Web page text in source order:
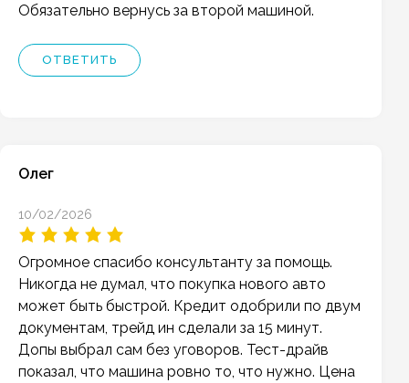
Обязательно вернусь за второй машиной.
ОТВЕТИТЬ
Олег
10/02/2026
Огромное спасибо консультанту за помощь.
Никогда не думал, что покупка нового авто
может быть быстрой. Кредит одобрили по двум
документам, трейд ин сделали за 15 минут.
Допы выбрал сам без уговоров. Тест-драйв
показал, что машина ровно то, что нужно. Цена